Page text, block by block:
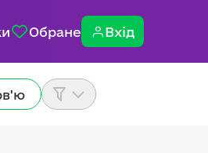
Обране Вхід